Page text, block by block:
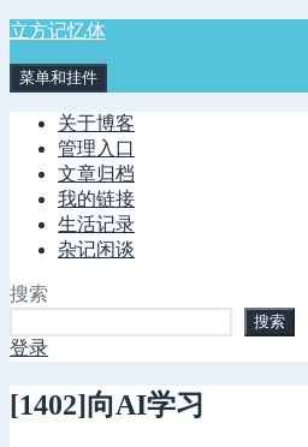
跳
内
立方记忆体
菜单和挂件
关于博客
管理入口
文章归档
我的链接
生活记录
杂记闲谈
搜索
搜索
登录
[1402]向AI学习